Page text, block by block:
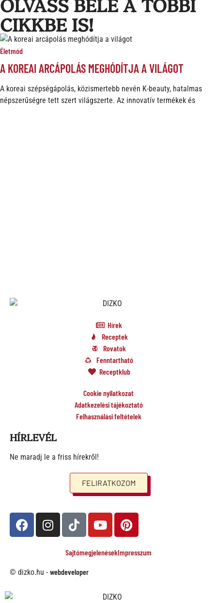
CIKKBE IS!
Életmód
A KOREAI ARCÁPOLÁS MEGHÓDÍTJA A VILÁGOT
A koreai szépségápolás, közismertebb nevén K-beauty, hatalmas
népszerűségre tett szert világszerte. Az innovatív termékek és
Hírek
Receptek
Rovatok
Fenntartható
Receptklub
Cookie nyilatkozat
Adatkezelési tájékoztató
Felhasználási feltételek
HÍRLEVÉL
Ne maradj le a friss hírekről!
FELIRATKOZOM
SajtómegjelenésekImpresszum
© dizko.hu - webdeveloper